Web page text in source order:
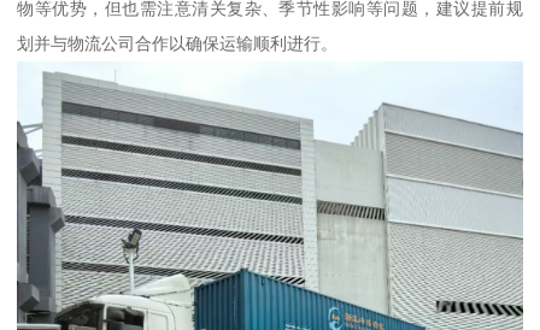
物等优势，但也需注意清关复杂、季节性影响等问题，建议提前规
划并与物流公司合作以确保运输顺利进行。